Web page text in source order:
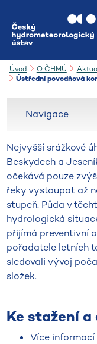
Úvod O ČHMÚ
Ústřední povodňová
Nejvyšší srážkové
Beskydech a
očekává pouze
řeky vystoupat až
stupeň. Půda v
hydrologická
přijímá preventivní
pořadatele letních
sledovali vývoj
složek.
Ke stažení a
Více informací
Navigace